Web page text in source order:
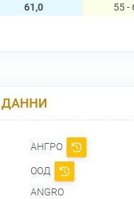
61,0 55 -
ДАННИ
АНГРО
ООД
ANGRO